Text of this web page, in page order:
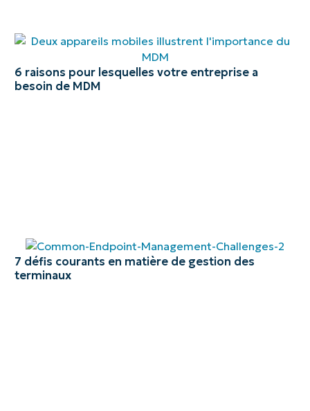
6 raisons pour lesquelles votre entreprise a
besoin de MDM
7 défis courants en matière de gestion des
terminaux